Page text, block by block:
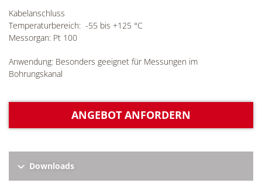
Kabelanschluss
Temperaturbereich: -55 bis +125 °C
Messorgan: Pt 100
Anwendung: Besonders geeignet für Messungen im
Bohrungskanal
ANGEBOT ANFORDERN
Downloads